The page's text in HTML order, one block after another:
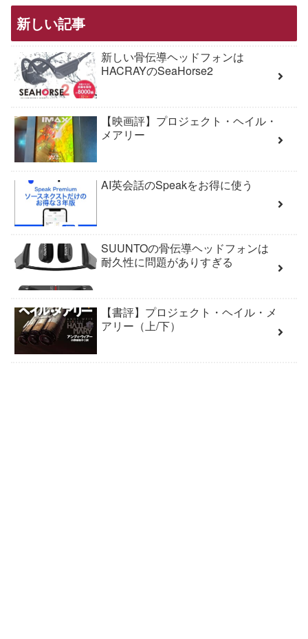
新しい記事
新しい骨伝導ヘッドフォンは
HACRAYのSeaHorse2
【映画評】プロジェクト・ヘイル・
メアリー
AI英会話のSpeakをお得に使う
SUUNTOの骨伝導ヘッドフォンは
耐久性に問題がありすぎる
【書評】プロジェクト・ヘイル・メ
アリー（上/下）